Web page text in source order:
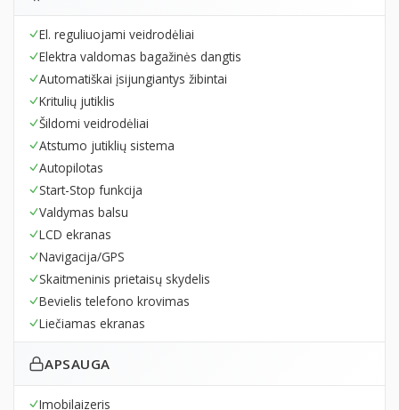
El. reguliuojami veidrodėliai
Elektra valdomas bagažinės dangtis
Automatiškai įsijungiantys žibintai
Kritulių jutiklis
Šildomi veidrodėliai
Atstumo jutiklių sistema
Autopilotas
Start-Stop funkcija
Valdymas balsu
LCD ekranas
Navigacija/GPS
Skaitmeninis prietaisų skydelis
Bevielis telefono krovimas
Liečiamas ekranas
APSAUGA
Imobilaizeris